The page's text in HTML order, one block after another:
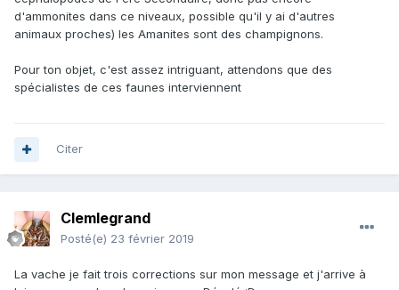
d'ammonites dans ce niveaux, possible qu'il y ai d'autres
animaux proches) les Amanites sont des champignons.
Pour ton objet, c'est assez intriguant, attendons que des
spécialistes de ces faunes interviennent
Citer
Clemlegrand
Posté(e) 23 février 2019
La vache je fait trois corrections sur mon message et j'arrive à